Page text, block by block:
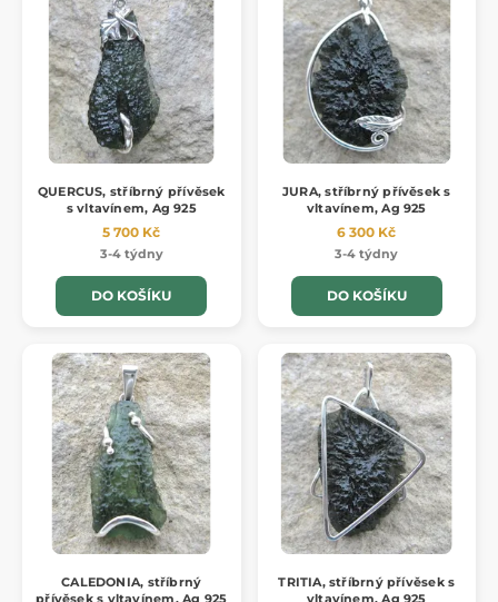
QUERCUS, stříbrný přívěsek
s vltavínem, Ag 925
5 700 Kč
3-4 týdny
DO KOŠÍKU
JURA, stříbrný přívěsek s
vltavínem, Ag 925
6 300 Kč
3-4 týdny
DO KOŠÍKU
CALEDONIA, stříbrný
přívěsek s vltavínem, Ag 925
TRITIA, stříbrný přívěsek s
vltavínem, Ag 925